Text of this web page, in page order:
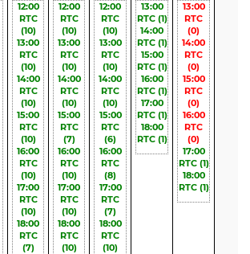
12:00
RTC
(10)
13:00
RTC
(10)
14:00
RTC
(10)
15:00
RTC
(10)
16:00
RTC
(10)
17:00
RTC
(10)
18:00
RTC
(7)
12:00
RTC
(10)
13:00
RTC
(10)
14:00
RTC
(10)
15:00
RTC
(7)
16:00
RTC
(10)
17:00
RTC
(10)
18:00
RTC
(10)
12:00
RTC
(10)
13:00
RTC
(10)
14:00
RTC
(10)
15:00
RTC
(6)
16:00
RTC
(8)
17:00
RTC
(7)
18:00
RTC
(10)
13:00
RTC (1)
14:00
RTC (1)
15:00
RTC (1)
16:00
RTC (1)
17:00
RTC (1)
18:00
RTC (1)
13:00
RTC
(0)
14:00
RTC
(0)
15:00
RTC
(0)
16:00
RTC
(0)
17:00
RTC (1)
18:00
RTC (1)